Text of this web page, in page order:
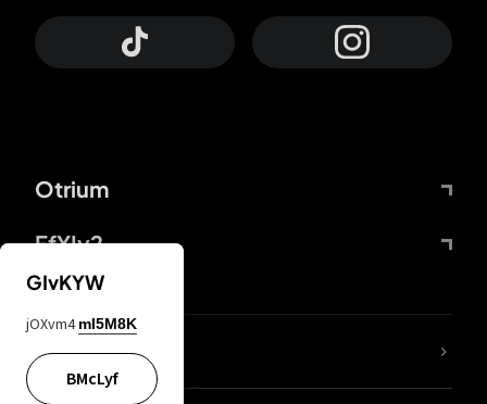
Otrium
FfYIy2
KIjvtr
GIvKYW
jOXvm4 mI5M8K
BMcLyf